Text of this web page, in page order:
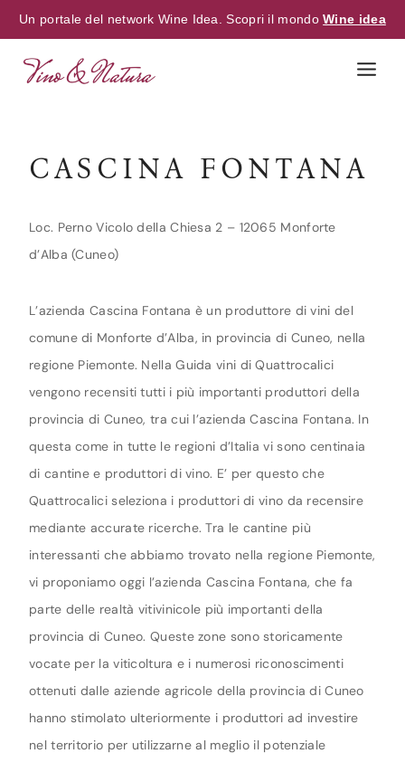
Un portale del network Wine Idea. Scopri il mondoWine idea
CASCINA FONTANA
Loc. Perno Vicolo della Chiesa 2 – 12065 Monforte
d’Alba (Cuneo)
L’azienda Cascina Fontana è un produttore di vini del
comune di Monforte d’Alba, in provincia di Cuneo, nella
regione Piemonte. Nella Guida vini di Quattrocalici
vengono recensiti tutti i più importanti produttori della
provincia di Cuneo, tra cui l’azienda Cascina Fontana. In
questa come in tutte le regioni d’Italia vi sono centinaia
di cantine e produttori di vino. E’ per questo che
Quattrocalici seleziona i produttori di vino da recensire
mediante accurate ricerche. Tra le cantine più
interessanti che abbiamo trovato nella regione Piemonte,
vi proponiamo oggi l’azienda Cascina Fontana, che fa
parte delle realtà vitivinicole più importanti della
provincia di Cuneo. Queste zone sono storicamente
vocate per la viticoltura e i numerosi riconoscimenti
ottenuti dalle aziende agricole della provincia di Cuneo
hanno stimolato ulteriormente i produttori ad investire
nel territorio per utilizzarne al meglio il potenziale